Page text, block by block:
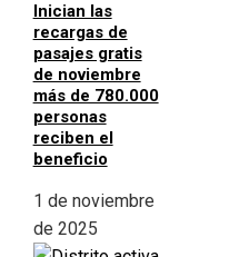
Inician las
recargas de
pasajes gratis
de noviembre
más de 780.000
personas
reciben el
beneficio
1 de noviembre
de 2025